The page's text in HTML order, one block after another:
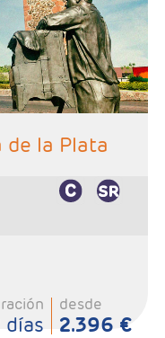
la Plata
días
desde
2.396 €